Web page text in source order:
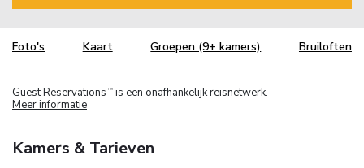
Foto's Kaart Groepen (9+ kamers) Bruiloften
Guest Reservations TM is een onafhankelijk reisnetwerk.
Meer informatie
Kamers & Tarieven